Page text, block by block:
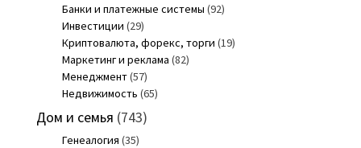
Банки и платежные системы (92)
Инвестиции (29)
Криптовалюта, форекс, торги (19)
Маркетинг и реклама (82)
Менеджмент(57)
Недвижимость (65)
Дом и семья (743)
Генеалогия (35)